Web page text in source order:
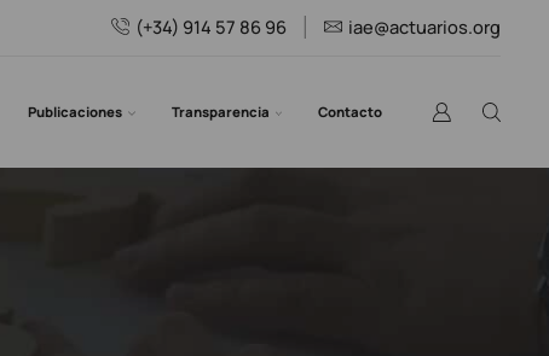
(+34) 914 57 86 96 iae@actuarios.org
Publicaciones Transparencia Contacto